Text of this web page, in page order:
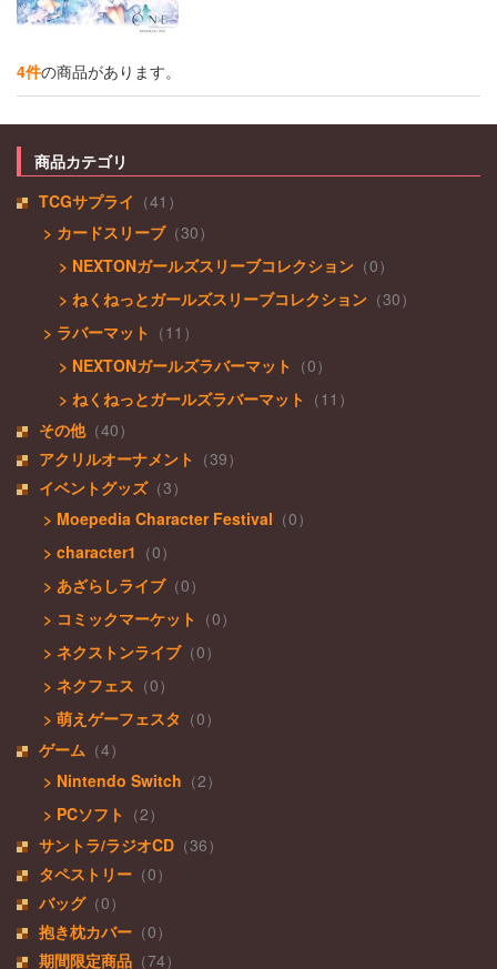
4件の商品があります。
商品カテゴリ
TCGサプライ （41）
> カードスリーブ（30）
> NEXTONガールズスリーブコレクション （0）
> ねくねっとガールズスリーブコレクション （30）
> ラバーマット （11）
> NEXTONガールズラバーマット （0）
> ねくねっとガールズラバーマット （11）
その他（40）
アクリルオーナメント （39）
イベントグッズ（3）
> Moepedia Character Festival （0）
> character1 （0）
> あざらしライブ（0）
> コミックマーケット （0）
> ネクストンライブ（0）
> ネクフェス （0）
> 萌えゲーフェスタ （0）
ゲーム （4）
> Nintendo Switch （2）
> PCソフト （2）
サントラ/ラジオCD （36）
タペストリー （0）
バッグ（0）
抱き枕カバー （0）
期間限定商品 （74）